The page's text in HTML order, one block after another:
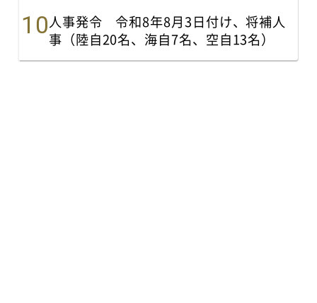
人事発令 令和8年8月3日付け、将補人
事（陸自20名、海自7名、空自13名）